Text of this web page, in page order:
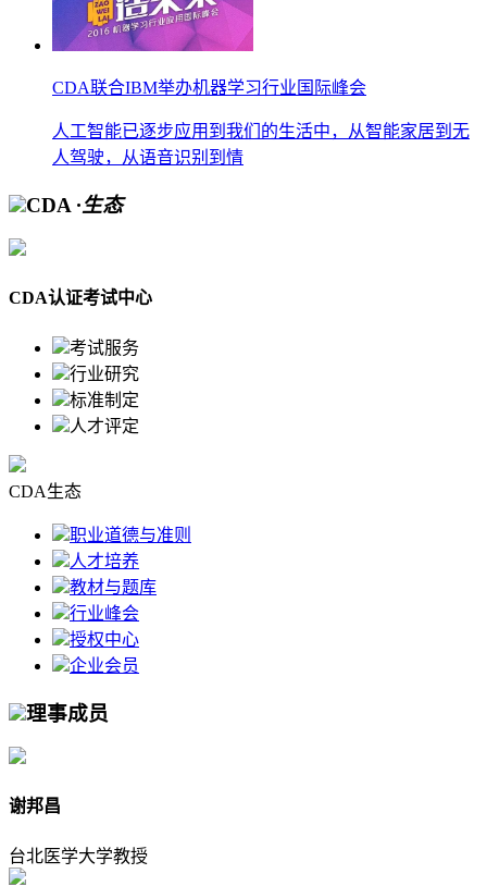
CDA联合IBM举办机器学习行业国际峰会
人工智能已逐步应用到我们的生活中，从智能家居到无
人驾驶，从语音识别到情
CDA ·生态
CDA认证考试中心
考试服务
行业研究
标准制定
人才评定
CDA生态
职业道德与准则
人才培养
教材与题库
行业峰会
授权中心
企业会员
理事成员
谢邦昌
台北医学大学教授